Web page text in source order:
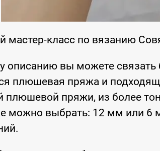
мастер-класс по вязанию
описанию вы можете
плюшевая пряжа и
плюшевой пряжи, из более
можно выбрать: 12 мм или 6